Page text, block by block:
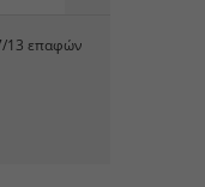
13 επαφών